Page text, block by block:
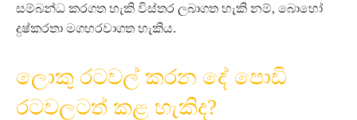
සම්බන්ධ කරගත හැකි විස්තර ලබාගත හැකි නම්, බොහෝ
දුෂ්කරතා මගහරවාගත හැකිය.
ලොකු රටවල් කරන දේ පොඩි
රටවලටත් කළ හැකිද?